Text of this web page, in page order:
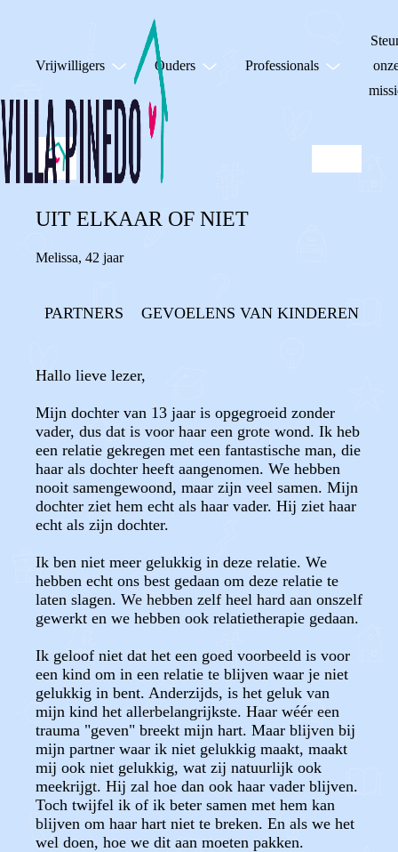
Vrijwilligers Ouders Professionals
UIT ELKAAR OF NIET
Melissa, 42 jaar
PARTNERS GEVOELENS VAN KINDEREN
Hallo lieve lezer,
Mijn dochter van 13 jaar is opgegroeid zonder
vader, dus dat is voor haar een grote wond. Ik heb
een relatie gekregen met een fantastische man, die
haar als dochter heeft aangenomen. We hebben
nooit samengewoond, maar zijn veel samen. Mijn
dochter ziet hem echt als haar vader. Hij ziet haar
echt als zijn dochter.
Ik ben niet meer gelukkig in deze relatie. We
hebben echt ons best gedaan om deze relatie te
laten slagen. We hebben zelf heel hard aan onszelf
gewerkt en we hebben ook relatietherapie gedaan.
Ik geloof niet dat het een goed voorbeeld is voor
een kind om in een relatie te blijven waar je niet
gelukkig in bent. Anderzijds, is het geluk van
mijn kind het allerbelangrijkste. Haar wéér een
trauma "geven" breekt mijn hart. Maar blijven bij
mijn partner waar ik niet gelukkig maakt, maakt
mij ook niet gelukkig, wat zij natuurlijk ook
meekrijgt. Hij zal hoe dan ook haar vader blijven.
Toch twijfel ik of ik beter samen met hem kan
blijven om haar hart niet te breken. En als we het
wel doen, hoe we dit aan moeten pakken.